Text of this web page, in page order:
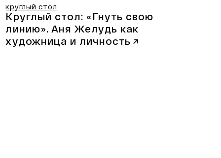
круглый стол
Круглый стол: «Гнуть свою
линию». Аня Желудь как
художница и личность ↗